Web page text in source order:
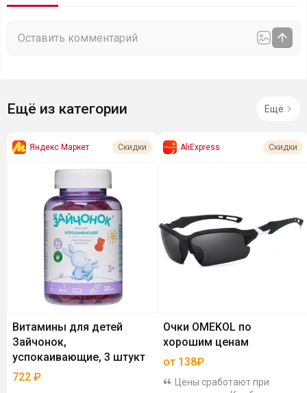
Ещё из категории Ещё
Яндекс Маркет Скидки
Витамины для детей
Зайчонок,
успокаивающие, 3 штукт
722 ₽
AliExpress Скидки
Очки OMEKOL по
хорошим ценам
от 138₽
Цены сработают при